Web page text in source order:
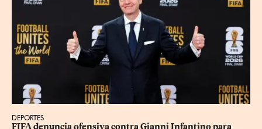
DEPORTES
FIFA denuncia ofensiva contra Gianni Infantino para